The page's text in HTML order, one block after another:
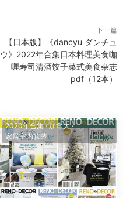
下一篇
【日本版】《dancyu ダンチュ
ウ》2022年合集日本料理美食咖
喱寿司清酒饺子菜式美食杂志
pdf（12本）
2020年合集·加拿大·
家居室内软装